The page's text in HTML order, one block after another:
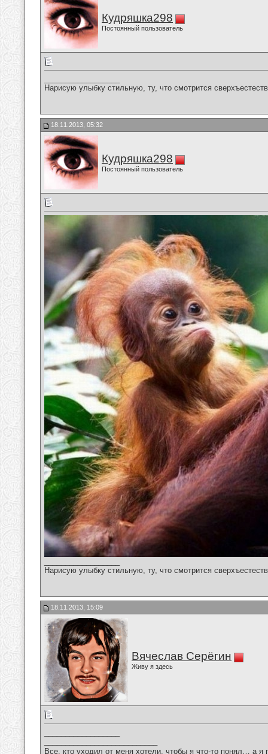
Кудряшка298
Постоянный пользователь
Нарисую улыбку стильную, ту, что смотрится
18.11.2013, 05:32
Кудряшка298
Постоянный пользователь
Нарисую улыбку стильную, ту, что смотрится
18.11.2013, 15:09
Вячеслав Серёгин
Живу я здесь
Все, кто уходил от меня хотели, чтобы я что-то понял… а